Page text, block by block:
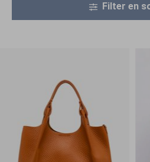
Filter en